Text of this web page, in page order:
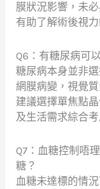
膜狀況影響，未
有助了解術後視
Q6：有糖尿病可
糖尿病本身並非
網膜病變，視覺
建議選擇單焦點
及生活需求綜合考
Q7：血糖控制唔
糖？
血糖未達標的情